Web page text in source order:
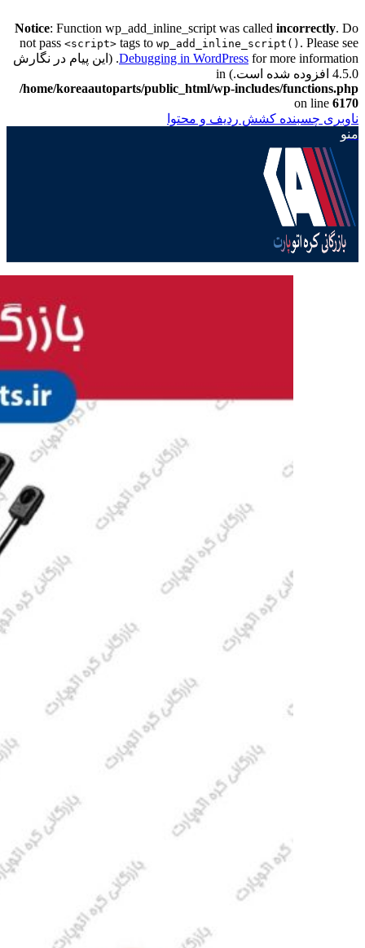
Notice: Function wp_add_inline_script was called incorrectly. Do
not pass <script> tags to wp_add_inline_script() . Please see
Debugging in WordPressfor more information. (این پیام در نگارش
4.5.0 افزوده شده است.) in
/home/koreaautoparts/public_html/wp-includes/functions.php
on line 6170
ناوبری چسبنده کشش ردیف و محتوا
منو